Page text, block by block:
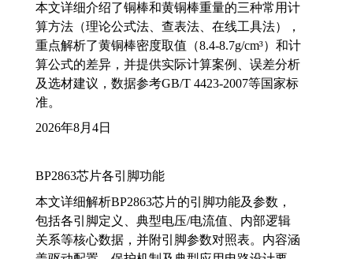
本文详细介绍了铜棒和黄铜棒重量的三种常用计
算方法（理论公式法、查表法、在线工具法），
重点解析了黄铜棒密度取值（8.4-8.7g/cm³）和计
算公式的差异，并提供实际计算案例、误差分析
及选材建议，数据参考GB/T 4423-2007等国家标
准。
2026年8月4日
BP2863芯片各引脚功能
本文详细解析BP2863芯片的引脚功能及参数，
包括各引脚定义、典型电压/电流值、内部逻辑
关系等核心数据，并附引脚参数对照表。内容涵